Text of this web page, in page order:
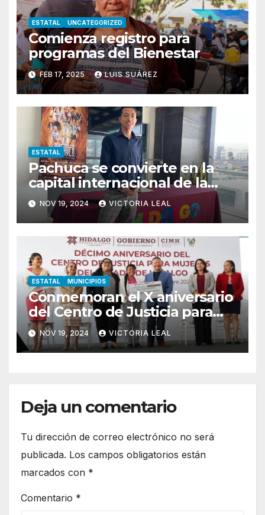
ESTATAL UNCATEGORIZED
Comienza registro para
programas del Bienestar
FEB 17, 2025 LUIS SUÁREZ
ESTATAL
Pachuca se convierte en la
capital internacional de la
salsa
NOV 19, 2024 VICTORIA LEAL
ESTATAL MUNICIPIOS
Conmemoran el X aniversario
del Centro de Justicia para
Mujeres de Hidalgo
NOV 19, 2024 VICTORIA LEAL
Deja un comentario
Tu dirección de correo electrónico no será
publicada. Los campos obligatorios están
marcados con *
Comentario *